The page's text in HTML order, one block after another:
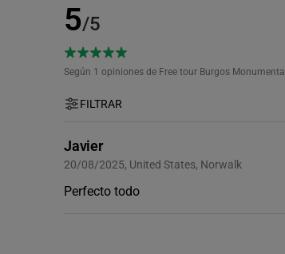
5/5
Según 1 opiniones de Free tour Burgos Monumental
FILTRAR
Javier
20/08/2025, United States, Norwalk
Perfecto todo